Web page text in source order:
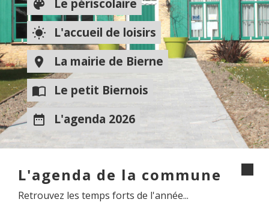
color_lens
wb_sunny L'accueil de loisirs
room La mairie de Bierne
import_contacts Le petit Biernois
date_range L'agenda 2026
L'agenda de la commune
Retrouvez les temps forts de l'année...